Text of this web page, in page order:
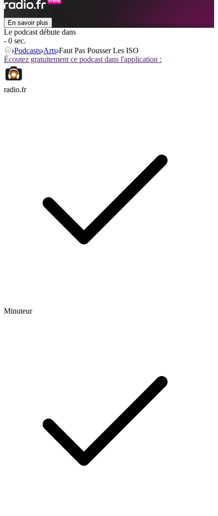
En savoir plus
Le podcast débute dans
- 0 sec.
Podcasts Arts Faut Pas Pousser Les ISO
Écoutez gratuitement ce podcast dans l'application :
radio.fr
Minuteur